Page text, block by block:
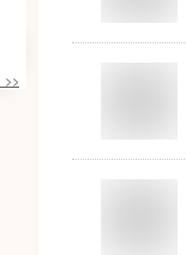
>>